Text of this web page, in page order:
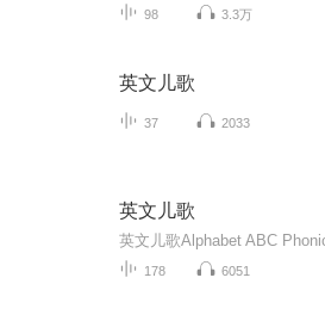
98 3.3万
英文儿歌
37 2033
英文儿歌
178 6051